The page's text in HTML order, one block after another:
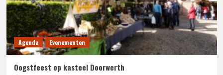
Agenda Evenementen
Oogstfeest op kasteel Doorwerth